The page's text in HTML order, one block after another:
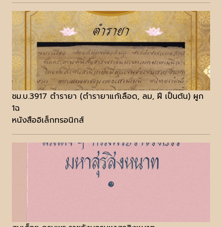
ชม.บ.3917 ตำรายา (ตำรายาแก้เลือด, ลม, ฝี เป็นต้น) ผูก
1ฉ
หนังสืออิเล็กทรอนิกส์